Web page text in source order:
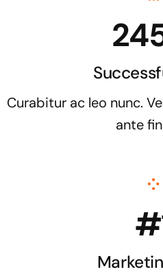
Curabitur ac leo nunc.
ante